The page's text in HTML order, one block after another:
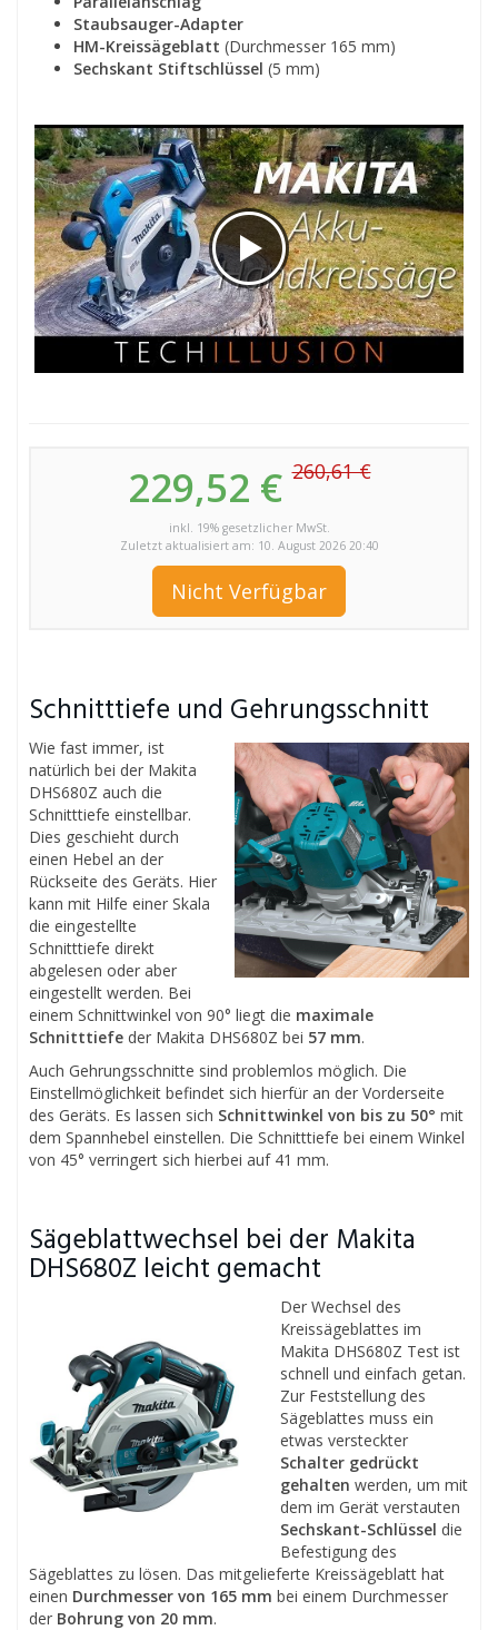
Staubsauger-Adapter
HM-Kreissägeblatt (Durchmesser 165 mm)
Sechskant Stiftschlüssel (5 mm)
229,52 €260,61 €
inkl. 19% gesetzlicher MwSt.
Zuletzt aktualisiert am: 10. August 2026 20:40
Nicht Verfügbar
Schnitttiefe und Gehrungsschnitt
Wie fast immer, ist
natürlich bei der Makita
DHS680Z auch die
Schnitttiefe einstellbar.
Dies geschieht durch
einen Hebel an der
Rückseite des Geräts. Hier
kann mit Hilfe einer Skala
die eingestellte
Schnitttiefe direkt
abgelesen oder aber
eingestellt werden. Bei
einem Schnittwinkel von 90° liegt die maximale
Schnitttiefe der Makita DHS680Z bei 57 mm.
Auch Gehrungsschnitte sind problemlos möglich. Die
Einstellmöglichkeit befindet sich hierfür an der Vorderseite
des Geräts. Es lassen sich Schnittwinkel von bis zu 50° mit
dem Spannhebel einstellen. Die Schnitttiefe bei einem Winkel
von 45° verringert sich hierbei auf 41 mm.
Sägeblattwechsel bei der Makita
DHS680Z leicht gemacht
Der Wechsel des
Kreissägeblattes im
Makita DHS680Z Test ist
schnell und einfach getan.
Zur Feststellung des
Sägeblattes muss ein
etwas versteckter
Schalter gedrückt
gehalten werden, um mit
dem im Gerät verstauten
Sechskant-Schlüssel die
Befestigung des
Sägeblattes zu lösen. Das mitgelieferte Kreissägeblatt hat
einen Durchmesser von 165 mm bei einem Durchmesser
der Bohrung von 20 mm.